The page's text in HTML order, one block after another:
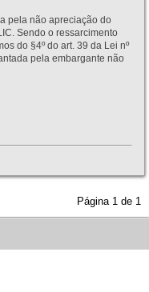
pela não apreciação do
Sendo o ressarcimento
do §4º do art. 39 da Lei nº
pela embargante não
Página 1 de 1